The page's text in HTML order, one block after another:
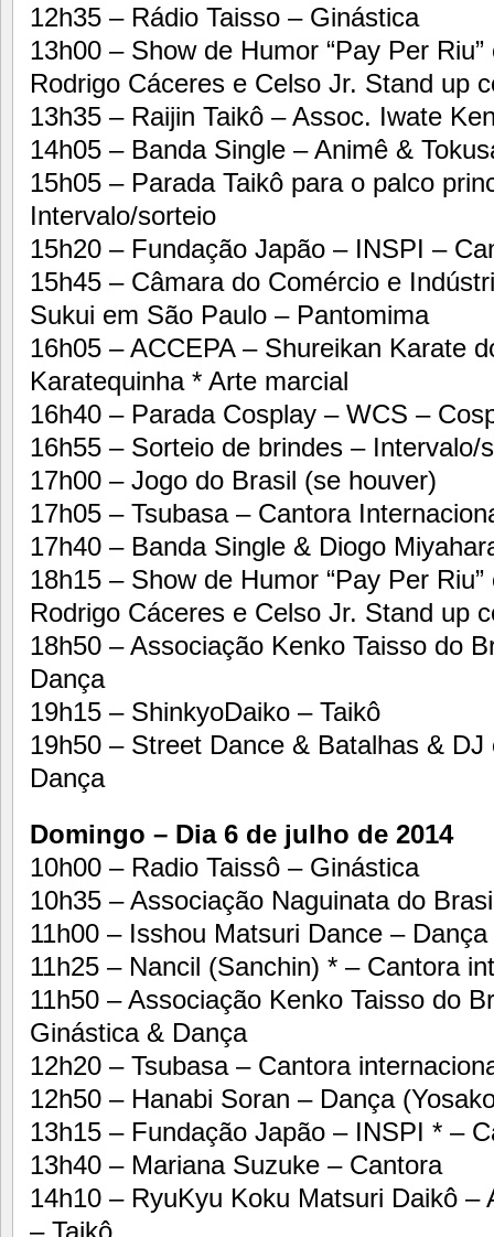
12h35 – Rádio Taisso – Ginástica
13h00 – Show de Humor “Pay Per
Rodrigo Cáceres e Celso Jr. Stand up
13h35 – Raijin Taikô – Assoc. Iwate
14h05 – Banda Single – Animê &
15h05 – Parada Taikô para o palco
Intervalo/sorteio
15h20 – Fundação Japão – INSPI –
15h45 – Câmara do Comércio e
Sukui em São Paulo – Pantomima
16h05 – ACCEPA – Shureikan Karate
Karatequinha * Arte marcial
16h40 – Parada Cosplay – WCS –
16h55 – Sorteio de brindes – Intervalo/
17h00 – Jogo do Brasil (se houver)
17h05 – Tsubasa – Cantora
17h40 – Banda Single & Diogo
18h15 – Show de Humor “Pay Per
Rodrigo Cáceres e Celso Jr. Stand up
18h50 – Associação Kenko Taisso do
Dança
19h15 – ShinkyoDaiko – Taikô
19h50 – Street Dance & Batalhas &
Dança
Domingo – Dia 6 de julho de 2014
10h00 – Radio Taissô – Ginástica
10h35 – Associação Naguinata do
11h00 – Isshou Matsuri Dance – Dança
11h25 – Nancil (Sanchin) * – Cantora
11h50 – Associação Kenko Taisso do
Ginástica & Dança
12h20 – Tsubasa – Cantora
12h50 – Hanabi Soran – Dança
13h15 – Fundação Japão – INSPI * –
13h40 – Mariana Suzuke – Cantora
14h10 – RyuKyu Koku Matsuri Daikô –
– Taikô